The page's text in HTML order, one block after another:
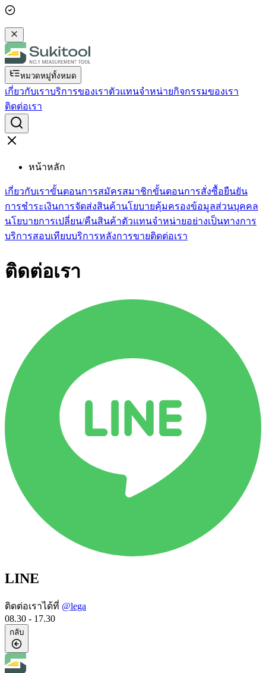
หมวดหมู่ทั้งหมด
เกี่ยวกับเราบริการของเราตัวแทนจำหน่ายกิจกรรมของเรา
ติดต่อเรา
หน้าหลัก
เกี่ยวกับเราขั้นตอนการสมัครสมาชิกขั้นตอนการสั่งซื้อยืนยัน
การชำระเงินการจัดส่งสินค้านโยบายคุ้มครองข้อมูลส่วนบุคคล
นโยบายการเปลี่ยน/คืนสินค้าตัวแทนจำหน่ายอย่างเป็นทางการ
บริการสอบเทียบบริการหลังการขายติดต่อเรา
ติดต่อเรา
LINE
ติดต่อเราได้ที่ @lega
08.30 - 17.30
กลับ